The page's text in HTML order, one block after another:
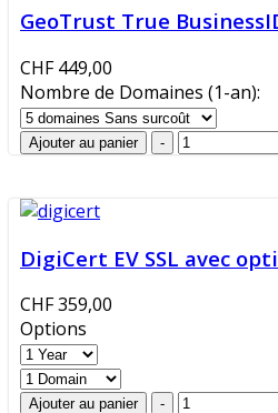
GeoTrust True
CHF 449,00
Nombre de Domaines (1-an):
DigiCert EV SSL avec
CHF 359,00
Options